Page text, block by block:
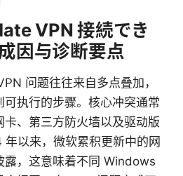
VPN 接続でき
因与诊断要点
问题往往来自多点叠加，
执行的步骤。核心冲突通常
、第三方防火墙以及驱动版
以来，微软累积更新中的网
露，这意味着不同 Windows